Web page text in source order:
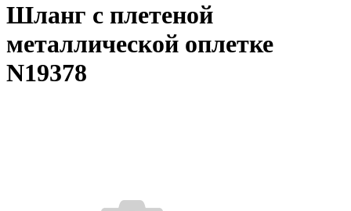
Шланг с плетеной
металлической оплетке
N19378